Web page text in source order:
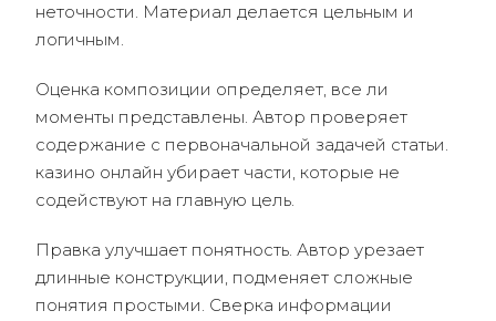
неточности. Материал делается цельным и
логичным.
Оценка композиции определяет, все ли
моменты представлены. Автор проверяет
содержание с первоначальной задачей статьи.
казино онлайн убирает части, которые не
содействуют на главную цель.
Правка улучшает понятность. Автор урезает
длинные конструкции, подменяет сложные
понятия простыми. Сверка информации